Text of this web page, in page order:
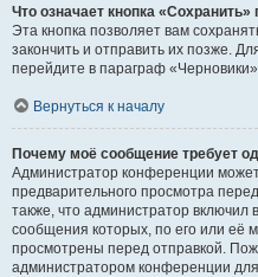
Что означает кнопка
Эта кнопка позволяет вам
закончить и отправить их позже.
перейдите в параграф
Вернуться к началу
Почему моё сообщение требует
Администратор конференции
предварительного просмотра
также, что администратор включил
сообщения которых, по его или её
просмотрены перед отправкой.
администратором конференции